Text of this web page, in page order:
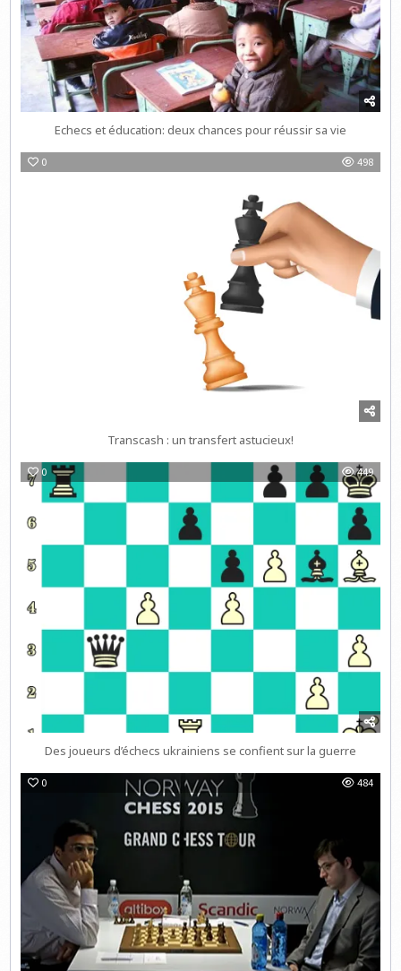
Echecs et éducation: deux chances pour réussir sa vie
0 498
Transcash : un transfert astucieux!
0 449
Des joueurs d’échecs ukrainiens se confient sur la guerre
0 484